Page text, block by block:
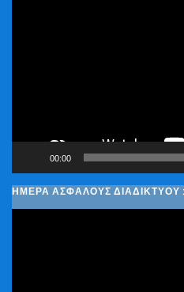
00:00
ΗΜΕΡΑ ΑΣΦΑΛΟΥΣ ΔΙΑΔΙΚΤΥΟΥ